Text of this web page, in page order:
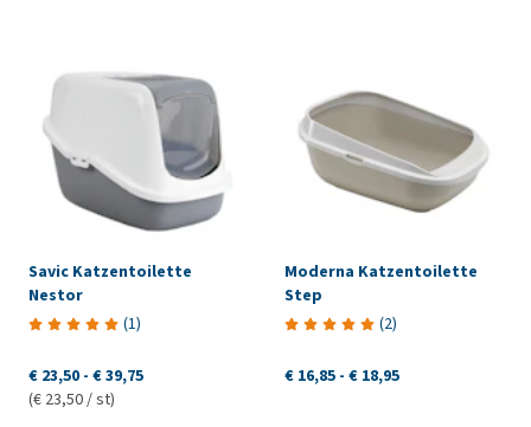
Savic Katzentoilette
Nestor
(1)
€ 23,50 - € 39,75
(€ 23,50 / st)
Moderna Katzentoilette
Step
(2)
€ 16,85 - € 18,95